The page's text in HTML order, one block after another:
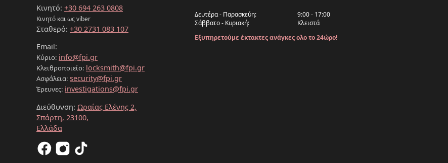
Κινητό: +30 694 263 0808
Κινητό και ως viber
Σταθερό: +30 2731 083 107
Email:
Κύριο: info@fpi.gr
Κλειθροποιείο: locksmith@fpi.gr
Ασφάλεια: security@fpi.gr
Έρευνες: investigations@fpi.gr
Διεύθυνση: Ωραίας Ελένης 2,
Σπάρτη, 23100,
Ελλάδα
Δευτέρα - Παρασκεύη:
9:00 - 17:00
Σάββατο - Κυριακή:
Κλειστά
Εξυπηρετούμε έκτακτες ανάγκες ολο το 24ώρο!